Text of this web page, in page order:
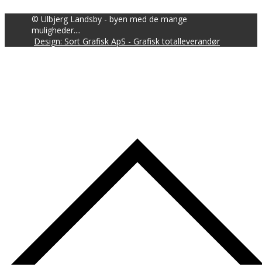
© Ulbjerg Landsby - byen med de mange
muligheder....
Design: Sort Grafisk ApS - Grafisk totalleverandør